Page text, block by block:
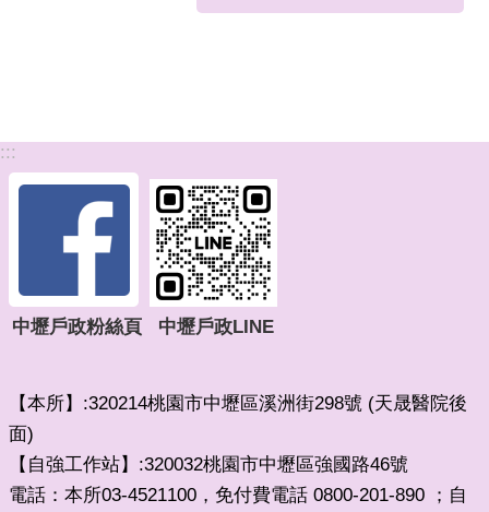
:::
中壢戶政粉絲頁 中壢戶政LINE
【本所】:320214桃園市中壢區溪洲街298號 (天晟醫院後
面)
【自強工作站】:320032桃園市中壢區強國路46號
電話：本所03-4521100，免付費電話 0800-201-890 ；自